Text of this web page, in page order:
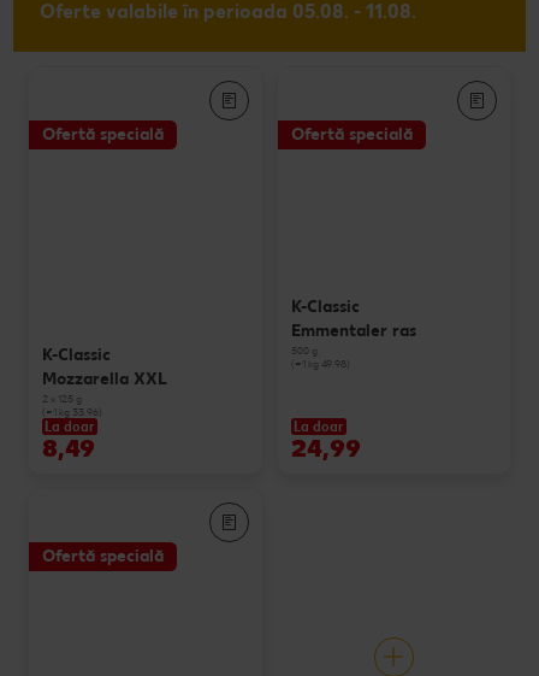
Oferte valabile în perioada 05.08. - 11.08.
Ofertă specială
K-Classic
Mozzarella XXL
2 x 125 g
(=1 kg 33.96)
La doar
8,49
Ofertă specială
K-Classic
Emmentaler ras
500 g
(=1 kg 49.98)
La doar
24,99
Ofertă specială